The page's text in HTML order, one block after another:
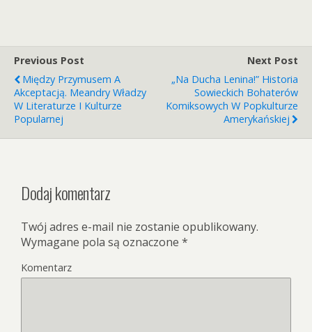
Previous Post
Między Przymusem A
Akceptacją. Meandry Władzy
W Literaturze I Kulturze
Popularnej
Next Post
„Na Ducha Lenina!” Historia
Sowieckich Bohaterów
Komiksowych W Popkulturze
Amerykańskiej
Dodaj komentarz
Twój adres e-mail nie zostanie opublikowany.
Wymagane pola są oznaczone *
Komentarz